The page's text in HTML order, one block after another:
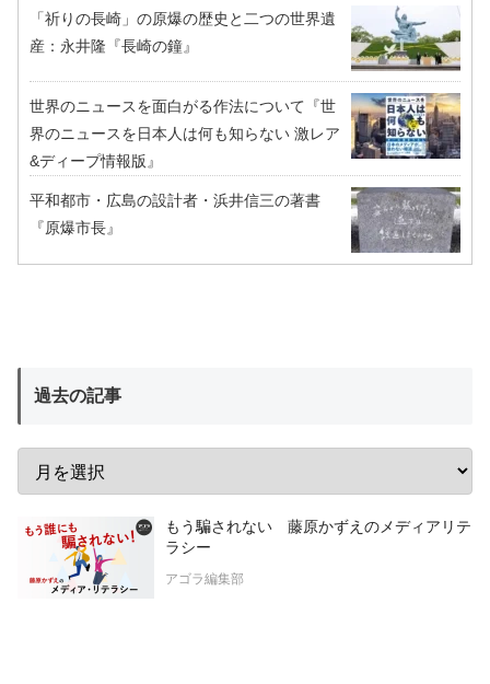
「祈りの長崎」の原爆の歴史と二つの世界遺
産：永井隆『長崎の鐘』
世界のニュースを面白がる作法について『世
界のニュースを日本人は何も知らない 激レア
&ディープ情報版』
平和都市・広島の設計者・浜井信三の著書
『原爆市長』
過去の記事
もう騙されない 藤原かずえのメディアリテ
ラシー
アゴラ編集部